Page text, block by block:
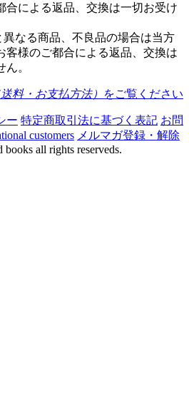
合による返品、交換は一切お受け
なる商品、不良品の場合は当方
客様のご都合による返品、交換は
。
送料・お支払方法） をご覧ください
ー 特定商取引法に基づく表記 お問
customers メルマガ登録・解除
all rights reserveds.